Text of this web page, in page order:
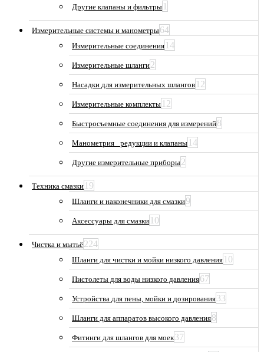
Другие клапаны и фильтры 1
Измерительные системы и манометры64
Измерительные соединения 14
Измерительные шланги2
Насадки для измерительных шлангов 12
Измерительные комплекты 12
Быстросъемные соединения для измерений8
Манометрия_ редукции и клапаны 14
Другие измерительные приборы2
Техника смазки 19
Шланги и наконечники для смазки9
Аксессуары для смазки 10
Чистка и мытьё224
Шланги для чистки и мойки низкого давления 10
Пистолеты для воды низкого давления67
Устройства для пены, мойки и дозирования33
Шланги для аппаратов высокого давления8
Фитинги для шлангов для моек37